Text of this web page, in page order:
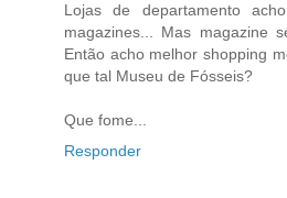
Lojas de departamento
magazines... Mas magazine
Então acho melhor shopping
que tal Museu de Fósseis?
Que fome...
Responder